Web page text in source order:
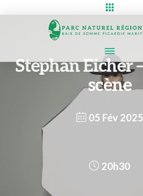
Stephan Eicher
scène
05 Fév 2025
20h30